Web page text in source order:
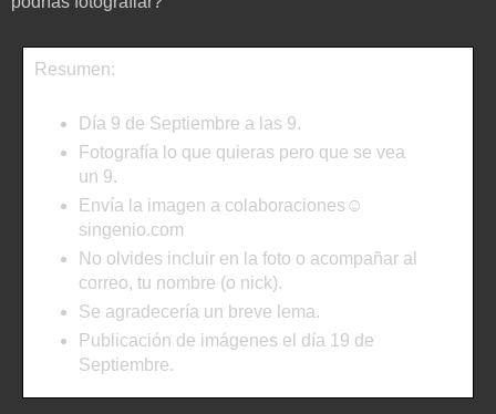
Resumen:
Día 9 de Septiembre a las 9.
Fotografía lo que quieras pero que se vea
un 9.
Envía la imagen a colaboraciones☺
singenio.com
No olvides incluir en la foto o acompañar al
correo, tu nombre (o nick).
Se agradecería un breve lema.
Publicación de imágenes el día 19 de
Septiembre.